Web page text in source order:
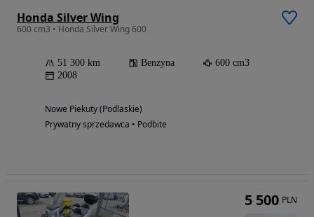
Honda Silver Wing
600 cm3 • Honda Silver Wing 600
51 300 km Benzyna
600 cm3
2008
Nowe Piekuty (Podlaskie)
Prywatny sprzedawca • Podbite
5 500 PLN